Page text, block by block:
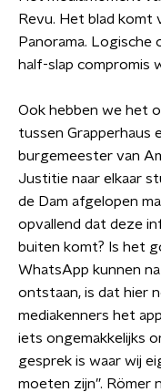
Revu. Het blad komt
Panorama. Logische
half-slap compromis
Ook hebben we het
tussen Grapperhaus
burgemeester van
Justitie naar elkaar
de Dam afgelopen
opvallend dat deze
buiten komt? Is het
WhatsApp kunnen
ontstaan, is dat hier
mediakenners het
iets ongemakkelijks
gesprek is waar wij
moeten zijn”. Römer